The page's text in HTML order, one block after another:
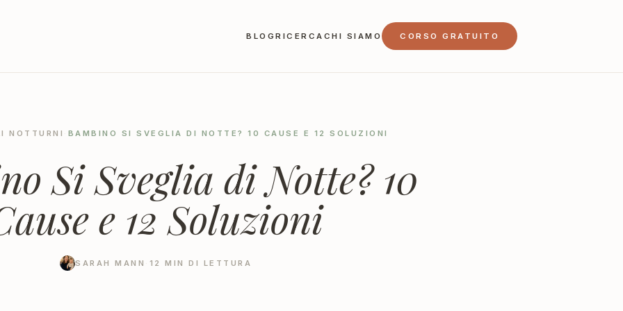
BLOGRICERCA CHI SIAMO CORSO GRATUITO
NOTTURNI · BAMBINO SI SVEGLIA DI NOTTE? 10 CAUSE E 12 SOLUZIONI
Si Sveglia di Notte? 10
e 12 Soluzioni
SARAH MANN · 12 MIN DI LETTURA